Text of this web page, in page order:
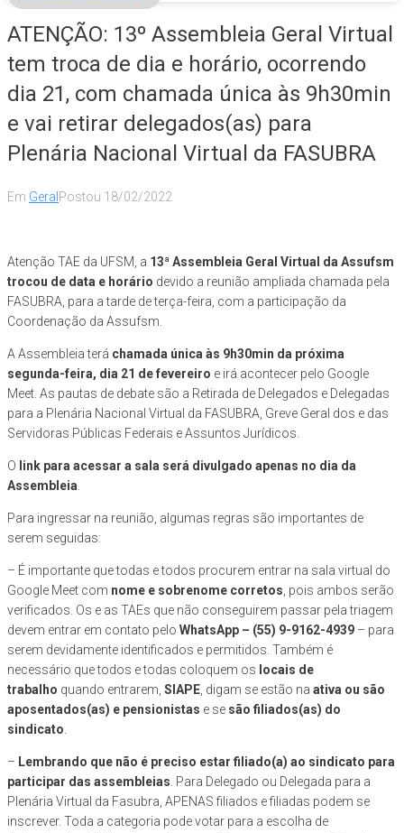
ATENÇÃO: 13º Assembleia Geral Virtual
tem troca de dia e horário, ocorrendo
dia 21, com chamada única às 9h30min
e vai retirar delegados(as) para
Plenária Nacional Virtual da FASUBRA
Em Geral Postou 18/02/2022
Atenção TAE da UFSM, a 13ª Assembleia Geral Virtual da Assufsm
trocou de data e horário devido a reunião ampliada chamada pela
FASUBRA, para a tarde de terça-feira, com a participação da
Coordenação da Assufsm.
A Assembleia terá chamada única às 9h30min da próxima
segunda-feira, dia 21 de fevereiro e irá acontecer pelo Google
Meet. As pautas de debate são a Retirada de Delegados e Delegadas
para a Plenária Nacional Virtual da FASUBRA, Greve Geral dos e das
Servidoras Públicas Federais e Assuntos Jurídicos.
O link para acessar a sala será divulgado apenas no dia da
Assembleia.
Para ingressar na reunião, algumas regras são importantes de
serem seguidas:
– É importante que todas e todos procurem entrar na sala virtual do
Google Meet com nome e sobrenome corretos, pois ambos serão
verificados. Os e as TAEs que não conseguirem passar pela triagem
devem entrar em contato pelo WhatsApp – (55) 9-9162-4939 – para
serem devidamente identificados e permitidos. Também é
necessário que todos e todas coloquem os locais de
trabalho quando entrarem, SIAPE, digam se estão na ativa ou são
aposentados(as) e pensionistas e se são filiados(as) do
sindicato.
– Lembrando que não é preciso estar filiado(a) ao sindicato para
participar das assembleias. Para Delegado ou Delegada para a
Plenária Virtual da Fasubra, APENAS filiados e filiadas podem se
inscrever. Toda a categoria pode votar para a escolha de